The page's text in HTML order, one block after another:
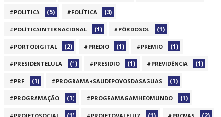
#POLITICA (5) #POLÍTICA (3)
#POLÍTICAINTERNACIONAL (1) #PÔRDOSOL (1)
#PORTODIGITAL (2) #PREDIO (1) #PREMIO (1)
#PRESIDENTELULA (1) #PRESIDIO (1) #PREVIDÊNCIA (1)
#PRF (1) #PROGRAMA+SAUDEPOVOSDASAGUAS (1)
#PROGRAMAÇÃO (1) #PROGRAMAGAMHEOMUNDO (1)
#PROJETOSOCIAL (1) #PROJETOVALELUZ (1) #PROVAS (2)